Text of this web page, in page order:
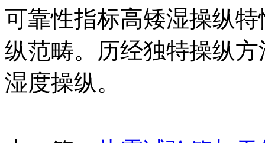
可靠性指标高矮湿操纵
纵范畴。历经独特操纵
湿度操纵。